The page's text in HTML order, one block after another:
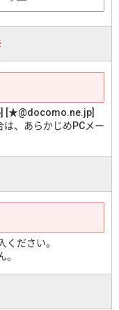
[★@docomo.ne.jp]
、あらかじめPCメー
ださい。